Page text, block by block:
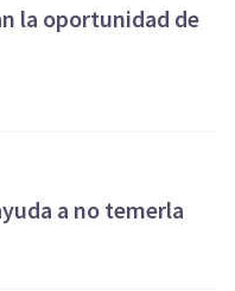
la oportunidad de
a no temerla